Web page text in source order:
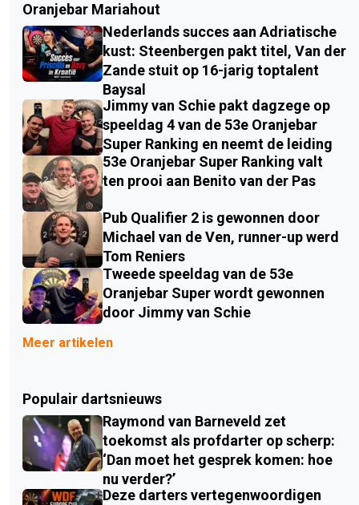
Oranjebar Mariahout
Nederlands succes aan Adriatische
kust: Steenbergen pakt titel, Van der
Zande stuit op 16-jarig toptalent
Baysal
Jimmy van Schie pakt dagzege op
speeldag 4 van de 53e Oranjebar
Super Ranking en neemt de leiding
53e Oranjebar Super Ranking valt
ten prooi aan Benito van der Pas
Pub Qualifier 2 is gewonnen door
Michael van de Ven, runner-up werd
Tom Reniers
Tweede speeldag van de 53e
Oranjebar Super wordt gewonnen
door Jimmy van Schie
Meer artikelen
Populair dartsnieuws
Raymond van Barneveld zet
toekomst als profdarter op scherp:
‘Dan moet het gesprek komen: hoe
nu verder?’
Deze darters vertegenwoordigen